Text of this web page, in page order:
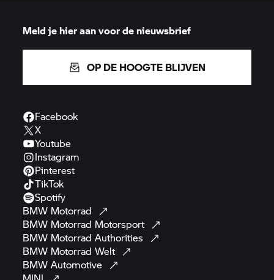
Meld je hier aan voor de nieuwsbrief
OP DE HOOGTE BLIJVEN
Facebook
X
Youtube
Instagram
Pinterest
TikTok
Spotify
BMW Motorrad
BMW Motorrad Motorsport
BMW Motorrad Authorities
BMW Motorrad Welt
BMWAutomotive